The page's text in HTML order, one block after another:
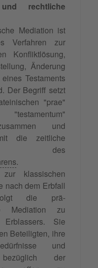
rechtliche
Mediation ist
Verfahren zur
Konfliktlösung,
Änderung
Testaments
Der Begriff setzt
"prae"
und
die zeitliche
des
.
klassischen
nach dem Erbfall
die prä-
Mediation zu
Sie
Beteiligten, ihre
und
der